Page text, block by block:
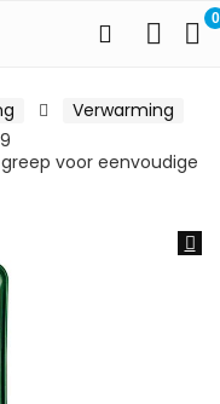
0
Verwarming
voor eenvoudige